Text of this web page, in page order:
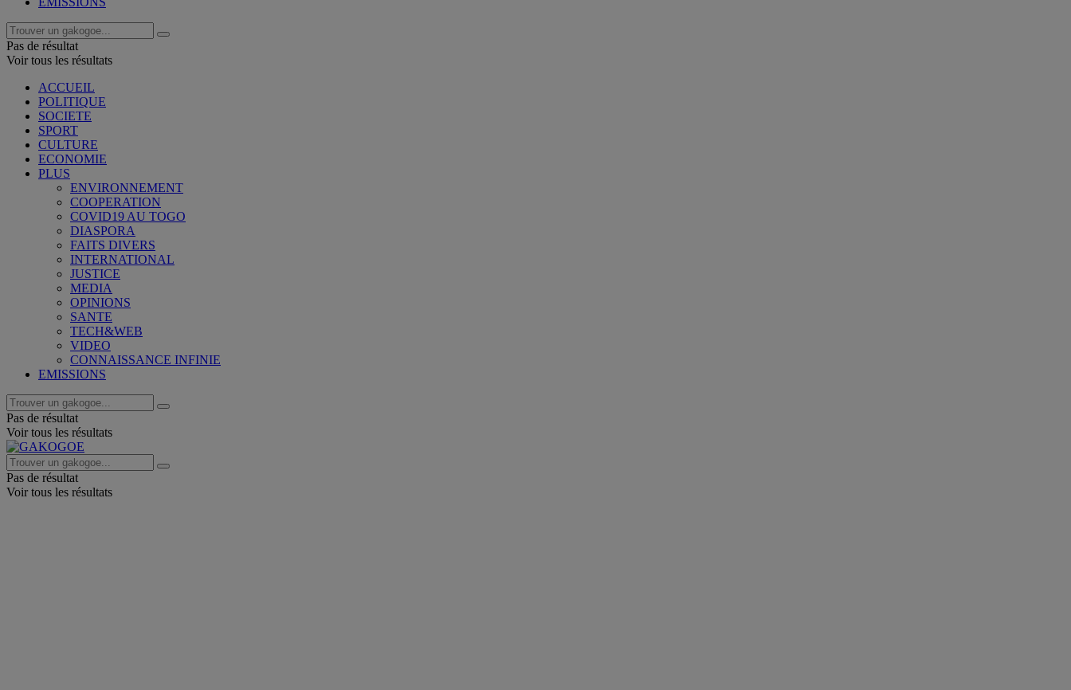
Pas de résultat
Voir tous les résultats
ACCUEIL
POLITIQUE
SOCIETE
SPORT
CULTURE
ECONOMIE
PLUS
ENVIRONNEMENT
COOPERATION
COVID19 AU TOGO
DIASPORA
FAITS DIVERS
INTERNATIONAL
JUSTICE
MEDIA
OPINIONS
SANTE
TECH&WEB
VIDEO
CONNAISSANCE INFINIE
EMISSIONS
Pas de résultat
Voir tous les résultats
Pas de résultat
Voir tous les résultats